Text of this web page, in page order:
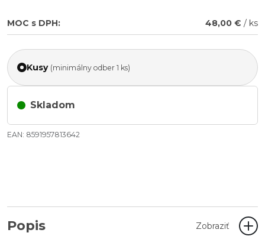
MOC s DPH: 48,00 € / ks
Kusy (minimálny odber 1 ks)
Skladom
EAN: 8591957813642
Popis Zobraziť